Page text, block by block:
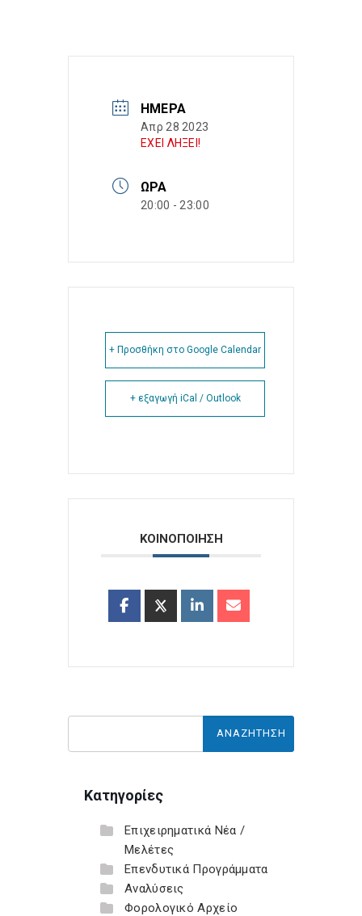
ΗΜΈΡΑ
Απρ 28 2023
ΕΧΕΙ ΛΗΞΕΙ!
ΏΡΑ
20:00 - 23:00
+ Προσθήκη στο Google Calendar
+ εξαγωγή iCal / Outlook
ΚΟΙΝΟΠΟΙΗΣΗ
Κατηγορίες
Επιχειρηματικά Νέα /
Μελέτες
Επενδυτικά Προγράμματα
Αναλύσεις
Φορολογικό Αρχείο